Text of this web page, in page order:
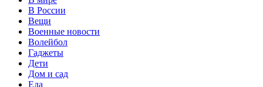
В России
Вещи
Военные новости
Волейбол
Гаджеты
Дети
Дом и сад
Еда